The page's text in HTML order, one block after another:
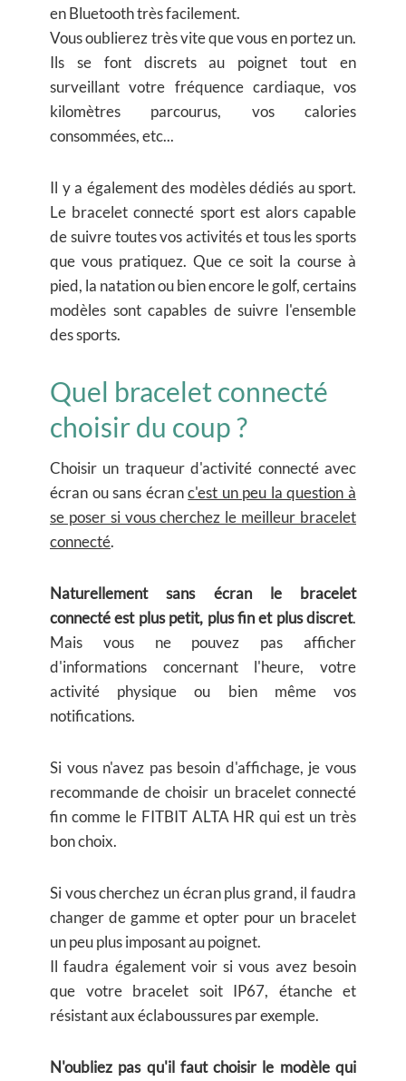
en Bluetooth très facilement.
Vous oublierez très vite que vous en portez un.
Ils se font discrets au poignet tout en
surveillant votre fréquence cardiaque, vos
kilomètres parcourus, vos calories
consommées, etc...
Il y a également des modèles dédiés au sport.
Le bracelet connecté sport est alors capable
de suivre toutes vos activités et tous les sports
que vous pratiquez. Que ce soit la course à
pied, la natation ou bien encore le golf, certains
modèles sont capables de suivre l'ensemble
des sports.
Quel bracelet connecté
choisir du coup ?
Choisir un traqueur d'activité connecté avec
écran ou sans écranc'est un peu la question à
se poser si vous cherchez le meilleur bracelet
connecté.
Naturellement sans écran le bracelet
connecté est plus petit, plus fin et plus discret.
Mais vous ne pouvez pas afficher
d'informations concernant l'heure, votre
activité physique ou bien même vos
notifications.
Si vous n'avez pas besoin d'affichage, je vous
recommande de choisir un bracelet connecté
fin comme le FITBIT ALTA HR qui est un très
bon choix.
Si vous cherchez un écran plus grand, il faudra
changer de gamme et opter pour un bracelet
un peu plus imposant au poignet.
Il faudra également voir si vous avez besoin
que votre bracelet soit IP67, étanche et
résistant aux éclaboussures par exemple.
N'oubliez pas qu'il faut choisir le modèle qui